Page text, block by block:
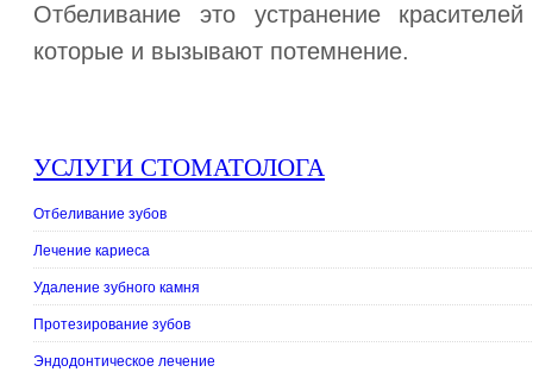
Отбеливание это устранение
которые и вызывают потемнение.
УСЛУГИ СТОМАТОЛОГА
Отбеливание зубов
Лечение кариеса
Удаление зубного камня
Протезирование зубов
Эндодонтическое лечение